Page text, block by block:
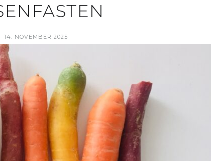
14. NOVEMBER 2025